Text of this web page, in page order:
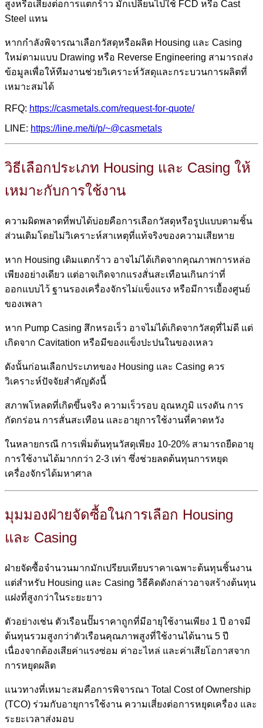
สูงหรือเสี่ยงต่อการแตกร้าว มักเปลี่ยนไปใช้ FCD หรือ Cast
Steel แทน
หากกำลังพิจารณาเลือกวัสดุหรือผลิต Housing และ Casing
ใหม่ตามแบบ Drawing หรือ Reverse Engineering สามารถส่ง
ข้อมูลเพื่อให้ทีมงานช่วยวิเคราะห์วัสดุและกระบวนการผลิตที่
เหมาะสมได้
RFQ: https://casmetals.com/request-for-quote/
LINE: https://line.me/ti/p/~@casmetals
วิธีเลือกประเภท Housing และ Casing ให้
เหมาะกับการใช้งาน
ความผิดพลาดที่พบได้บ่อยคือการเลือกวัสดุหรือรูปแบบตามชิ้น
ส่วนเดิมโดยไม่วิเคราะห์สาเหตุที่แท้จริงของความเสียหาย
หาก Housing เดิมแตกร้าว อาจไม่ได้เกิดจากคุณภาพการหล่อ
เพียงอย่างเดียว แต่อาจเกิดจากแรงสั่นสะเทือนเกินกว่าที่
ออกแบบไว้ ฐานรองเครื่องจักรไม่แข็งแรง หรือมีการเยื้องศูนย์
ของเพลา
หาก Pump Casing สึกหรอเร็ว อาจไม่ได้เกิดจากวัสดุที่ไม่ดี แต่
เกิดจาก Cavitation หรือมีของแข็งปะปนในของเหลว
ดังนั้นก่อนเลือกประเภทของ Housing และ Casing ควร
วิเคราะห์ปัจจัยสำคัญดังนี้
สภาพโหลดที่เกิดขึ้นจริง ความเร็วรอบ อุณหภูมิ แรงดัน การ
กัดกร่อน การสั่นสะเทือน และอายุการใช้งานที่คาดหวัง
ในหลายกรณี การเพิ่มต้นทุนวัสดุเพียง 10-20% สามารถยืดอายุ
การใช้งานได้มากกว่า 2-3 เท่า ซึ่งช่วยลดต้นทุนการหยุด
เครื่องจักรได้มหาศาล
มุมมองฝ่ายจัดซื้อในการเลือก Housing
และ Casing
ฝ่ายจัดซื้อจำนวนมากมักเปรียบเทียบราคาเฉพาะต้นทุนชิ้นงาน
แต่สำหรับ Housing และ Casing วิธีคิดดังกล่าวอาจสร้างต้นทุน
แฝงที่สูงกว่าในระยะยาว
ตัวอย่างเช่น ตัวเรือนปั๊มราคาถูกที่มีอายุใช้งานเพียง 1 ปี อาจมี
ต้นทุนรวมสูงกว่าตัวเรือนคุณภาพสูงที่ใช้งานได้นาน 5 ปี
เนื่องจากต้องเสียค่าแรงซ่อม ค่าอะไหล่ และค่าเสียโอกาสจาก
การหยุดผลิต
แนวทางที่เหมาะสมคือการพิจารณา Total Cost of Ownership
(TCO) ร่วมกับอายุการใช้งาน ความเสี่ยงต่อการหยุดเครื่อง และ
ระยะเวลาส่งมอบ